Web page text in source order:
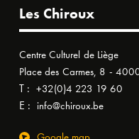
Les Chiroux
Centre Culturel de Liège
Place des Carmes, 8 -
T : +32(0)4 223 19 60
E : info@chiroux.be